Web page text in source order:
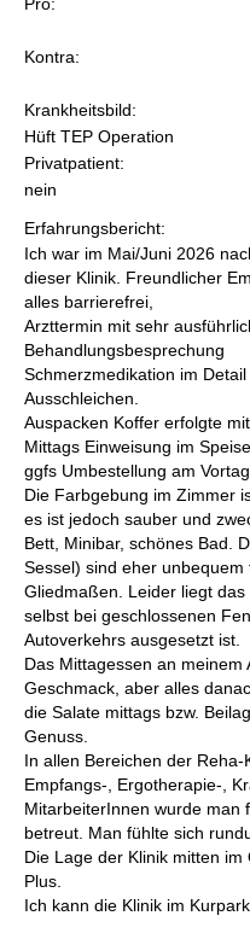
Kontra:
Krankheitsbild:
Hüft TEP Operation
Privatpatient:
nein
Erfahrungsbericht:
Ich war im Mai/Juni 2026
dieser Klinik. Freundlicher
alles barrierefrei,
Arzttermin mit sehr
Behandlungsbesprechung
Schmerzmedikation im
Ausschleichen.
Auspacken Koffer erfolgte
Mittags Einweisung im
ggfs Umbestellung am Vortag.
Die Farbgebung im Zimmer
es ist jedoch sauber und
Bett, Minibar, schönes Bad.
Sessel) sind eher
Gliedmaßen. Leider liegt
selbst bei geschlossenen
Autoverkehrs ausgesetzt ist.
Das Mittagessen an
Geschmack, aber alles
die Salate mittags bzw.
Genuss.
In allen Bereichen der Reha-
Empfangs-, Ergotherapie-,
MitarbeiterInnen wurde man
betreut. Man fühlte sich
Die Lage der Klinik mitten
Plus.
Ich kann die Klinik im